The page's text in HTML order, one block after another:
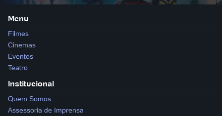
Sitemap
Menu
Filmes
Cinemas
Eventos
Teatro
Institucional
Quem Somos
Assessoria de Imprensa